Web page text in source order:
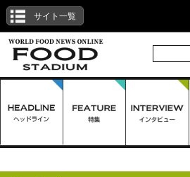
サイト一覧